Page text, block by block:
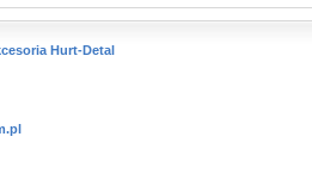
Hurt-Detal